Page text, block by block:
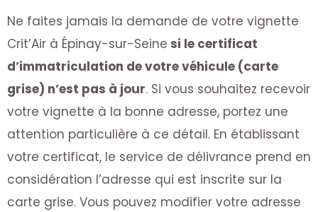
Ne faites jamais la demande de votre vignette
Crit’Air à Épinay-sur-Seine si le certificat
d’immatriculation de votre véhicule (carte
grise) n’est pas à jour. Si vous souhaitez recevoir
votre vignette à la bonne adresse, portez une
attention particulière à ce détail. En établissant
votre certificat, le service de délivrance prend en
considération l’adresse qui est inscrite sur la
carte grise. Vous pouvez modifier votre adresse